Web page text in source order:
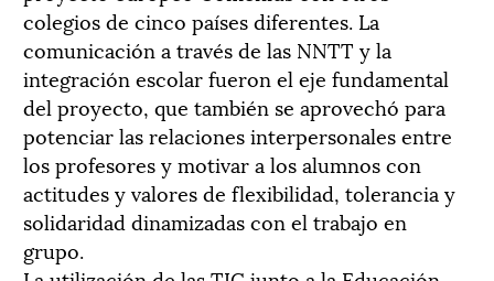
colegios de cinco países diferentes. La
comunicación a través de las NNTT y la
integración escolar fueron el eje fundamental
del proyecto, que también se aprovechó para
potenciar las relaciones interpersonales entre
los profesores y motivar a los alumnos con
actitudes y valores de flexibilidad, tolerancia y
solidaridad dinamizadas con el trabajo en
grupo.